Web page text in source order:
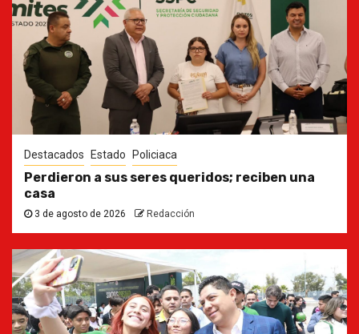
Destacados Estado Policiaca
Perdieron a sus seres queridos; reciben una
casa
3 de agosto de 2026 Redacción